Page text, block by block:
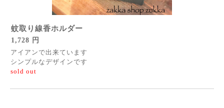
蚊取り線香ホルダー
1,728 円
アイアンで出来ています
シンプルなデザインです
sold out